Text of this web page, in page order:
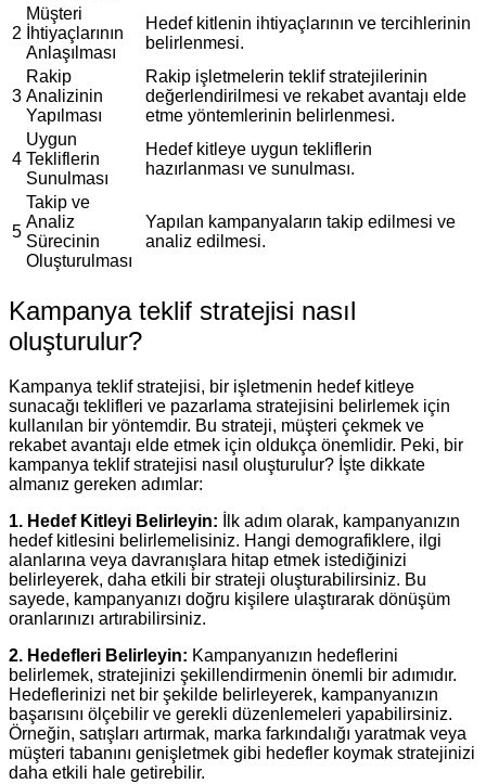
2
Müşteri
İhtiyaçlarının
Anlaşılması
Hedef kitlenin ihtiyaçlarının ve tercihlerinin
belirlenmesi.
3
Rakip
Analizinin
Yapılması
Rakip işletmelerin teklif stratejilerinin
değerlendirilmesi ve rekabet avantajı elde
etme yöntemlerinin belirlenmesi.
4
Uygun
Tekliflerin
Sunulması
Hedef kitleye uygun tekliflerin
hazırlanması ve sunulması.
5
Takip ve
Analiz
Sürecinin
Oluşturulması
Yapılan kampanyaların takip edilmesi ve
analiz edilmesi.
Kampanya teklif stratejisi nasıl
oluşturulur?
Kampanya teklif stratejisi, bir işletmenin hedef kitleye
sunacağı teklifleri ve pazarlama stratejisini belirlemek için
kullanılan bir yöntemdir. Bu strateji, müşteri çekmek ve
rekabet avantajı elde etmek için oldukça önemlidir. Peki, bir
kampanya teklif stratejisi nasıl oluşturulur? İşte dikkate
almanız gereken adımlar:
1. Hedef Kitleyi Belirleyin: İlk adım olarak, kampanyanızın
hedef kitlesini belirlemelisiniz. Hangi demografiklere, ilgi
alanlarına veya davranışlara hitap etmek istediğinizi
belirleyerek, daha etkili bir strateji oluşturabilirsiniz. Bu
sayede, kampanyanızı doğru kişilere ulaştırarak dönüşüm
oranlarınızı artırabilirsiniz.
2. Hedefleri Belirleyin: Kampanyanızın hedeflerini
belirlemek, stratejinizi şekillendirmenin önemli bir adımıdır.
Hedeflerinizi net bir şekilde belirleyerek, kampanyanızın
başarısını ölçebilir ve gerekli düzenlemeleri yapabilirsiniz.
Örneğin, satışları artırmak, marka farkındalığı yaratmak veya
müşteri tabanını genişletmek gibi hedefler koymak stratejinizi
daha etkili hale getirebilir.